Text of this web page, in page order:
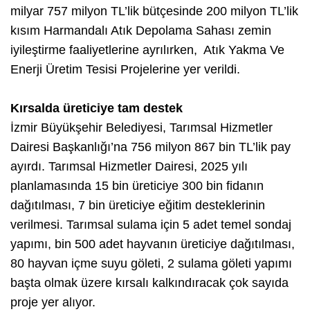
milyar 757 milyon TL’lik bütçesinde 200 milyon TL’lik
kısım Harmandalı Atık Depolama Sahası zemin
iyileştirme faaliyetlerine ayrılırken, Atık Yakma Ve
Enerji Üretim Tesisi Projelerine yer verildi.
Kırsalda üreticiye tam destek
İzmir Büyükşehir Belediyesi, Tarımsal Hizmetler
Dairesi Başkanlığı’na 756 milyon 867 bin TL’lik pay
ayırdı. Tarımsal Hizmetler Dairesi, 2025 yılı
planlamasında 15 bin üreticiye 300 bin fidanın
dağıtılması, 7 bin üreticiye eğitim desteklerinin
verilmesi. Tarımsal sulama için 5 adet temel sondaj
yapımı, bin 500 adet hayvanın üreticiye dağıtılması,
80 hayvan içme suyu göleti, 2 sulama göleti yapımı
başta olmak üzere kırsalı kalkındıracak çok sayıda
proje yer alıyor.